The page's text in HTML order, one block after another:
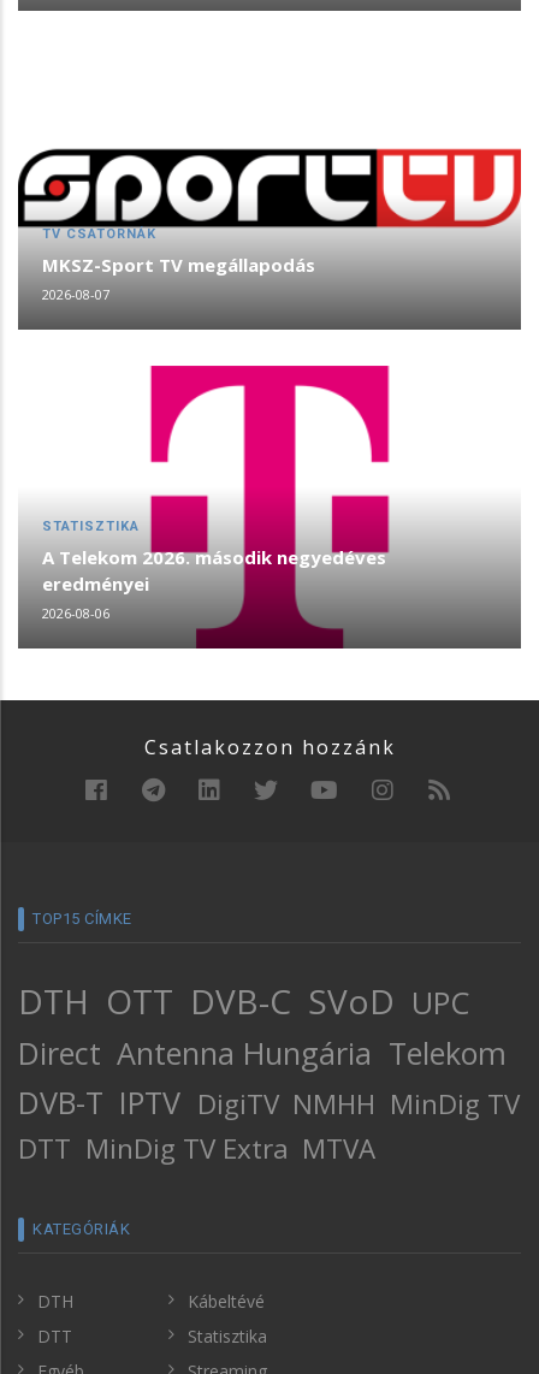
TV CSATORNÁK
MKSZ-Sport TV megállapodás
2026-08-07
STATISZTIKA
A Telekom 2026. második negyedéves
eredményei
2026-08-06
Csatlakozzon hozzánk
TOP15 CÍMKE
DTH OTT DVB-C SVoD UPC
Direct Antenna Hungária Telekom
DVB-T IPTV DigiTV NMHH MinDig TV
DTT MinDig TV Extra MTVA
KATEGÓRIÁK
DTH
DTT
Kábeltévé
Statisztika